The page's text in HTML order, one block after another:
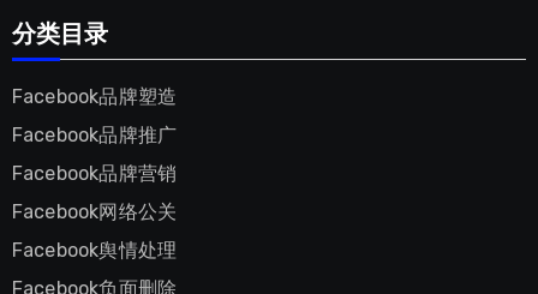
分类目录
Facebook品牌塑造
Facebook品牌推广
Facebook品牌营销
Facebook网络公关
Facebook舆情处理
Facebook负面删除